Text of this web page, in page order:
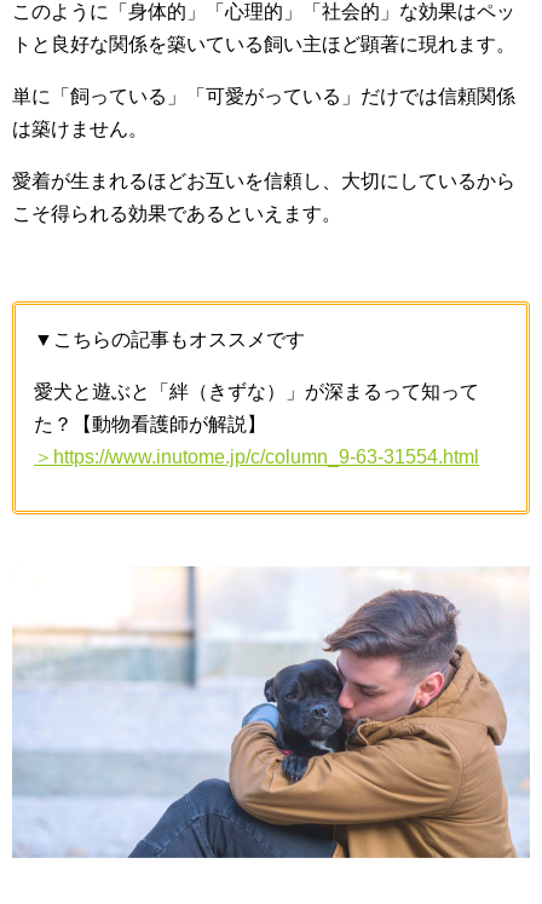
このように「身体的」「心理的」「社会的」な効果はペッ
トと良好な関係を築いている飼い主ほど顕著に現れます。
単に「飼っている」「可愛がっている」だけでは信頼関係
は築けません。
愛着が生まれるほどお互いを信頼し、大切にしているから
こそ得られる効果であるといえます。
▼こちらの記事もオススメです
愛犬と遊ぶと「絆（きずな）」が深まるって知って
た？【動物看護師が解説】
＞https://www.inutome.jp/c/column_9-63-31554.html